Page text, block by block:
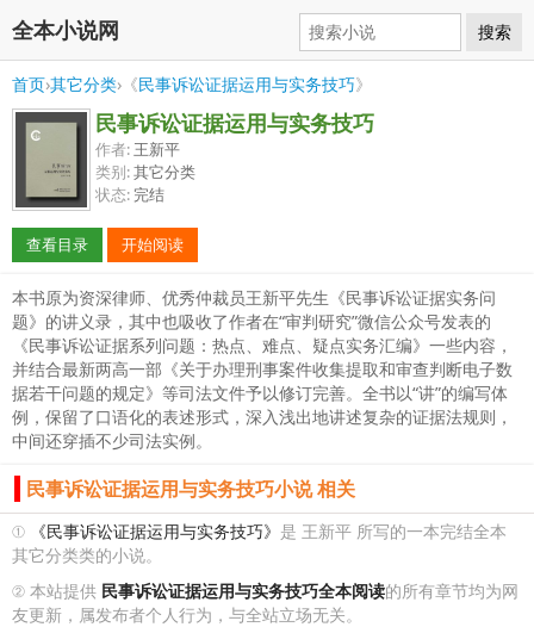
全本小说网 搜索
首页›其它分类›《民事诉讼证据运用与实务技巧》
民事诉讼证据运用与实务技巧
作者: 王新平
类别:其它分类
状态: 完结
查看目录 开始阅读
本书原为资深律师、优秀仲裁员王新平先生《民事诉讼证据实务问
题》的讲义录，其中也吸收了作者在“审判研究”微信公众号发表的
《民事诉讼证据系列问题：热点、难点、疑点实务汇编》一些内容，
并结合最新两高一部《关于办理刑事案件收集提取和审查判断电子数
据若干问题的规定》等司法文件予以修订完善。全书以“讲”的编写体
例，保留了口语化的表述形式，深入浅出地讲述复杂的证据法规则，
中间还穿插不少司法实例。
民事诉讼证据运用与实务技巧小说 相关
① 《民事诉讼证据运用与实务技巧》 是 王新平 所写的一本完结全本
其它分类类的小说。
② 本站提供 民事诉讼证据运用与实务技巧全本阅读的所有章节均为网
友更新，属发布者个人行为，与全站立场无关。